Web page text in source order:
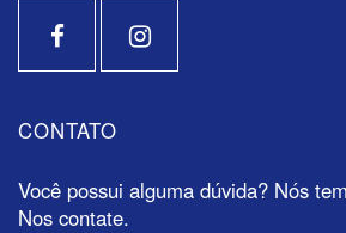
CONTATO
Você possui alguma dúvida? Nós
Nos contate.